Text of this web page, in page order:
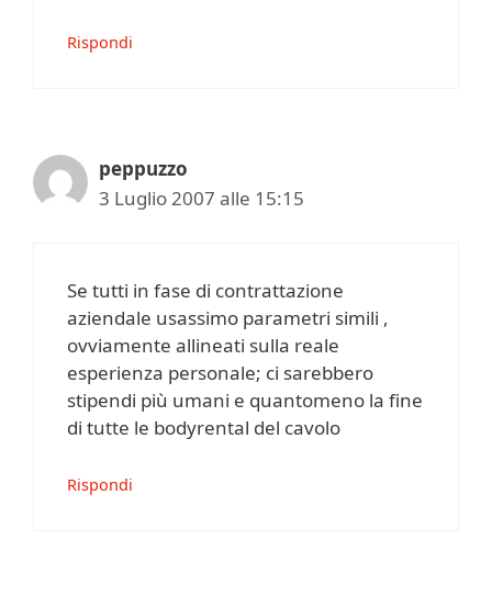
Rispondi
peppuzzo
3 Luglio 2007 alle 15:15
Se tutti in fase di contrattazione
aziendale usassimo parametri simili ,
ovviamente allineati sulla reale
esperienza personale; ci sarebbero
stipendi più umani e quantomeno la fine
di tutte le bodyrental del cavolo
Rispondi